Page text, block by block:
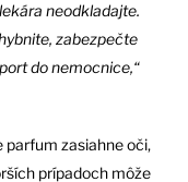
neodkladajte.
zabezpečte
do nemocnice,“
parfum zasiahne oči,
prípadoch môže